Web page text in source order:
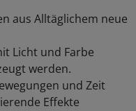
aus Alltäglichem neue
Licht und Farbe
werden.
und Zeit
Effekte